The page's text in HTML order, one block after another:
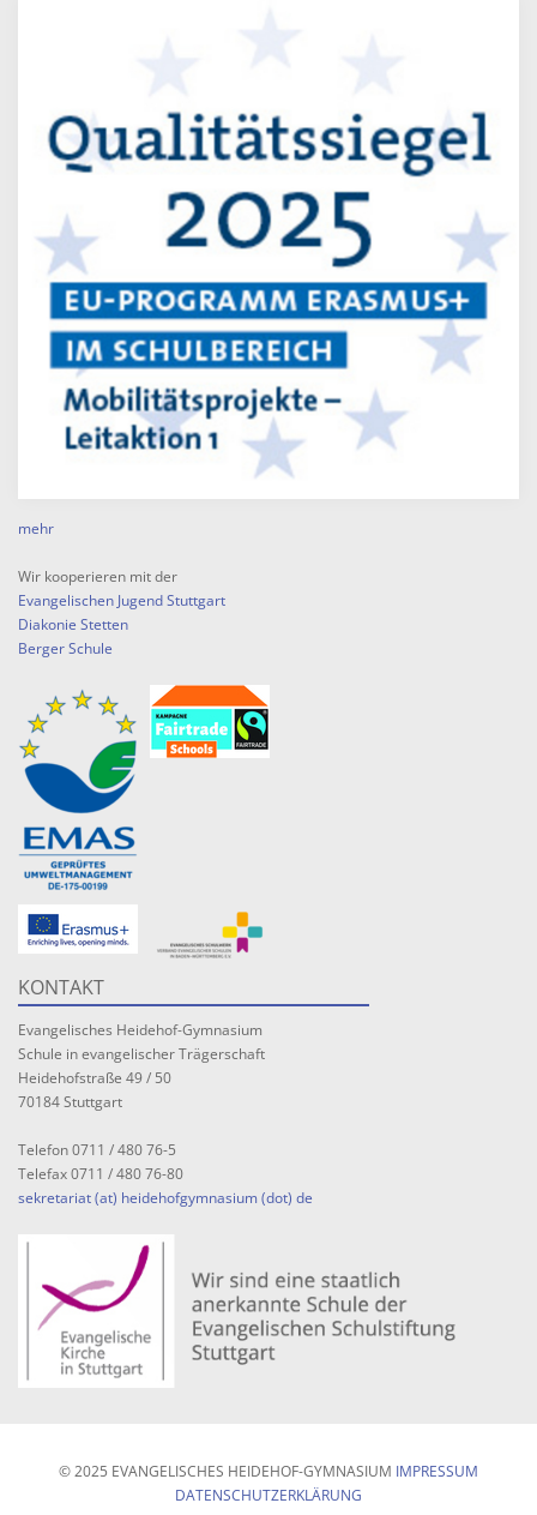
mehr
Wir kooperieren mit der
Evangelischen Jugend Stuttgart
Diakonie Stetten
Berger Schule
KONTAKT
Evangelisches Heidehof-Gymnasium
Schule in evangelischer Trägerschaft
Heidehofstraße 49 / 50
70184 Stuttgart
Telefon 0711 / 480 76-5
Telefax 0711 / 480 76-80
sekretariat (at) heidehofgymnasium (dot) de
© 2025 EVANGELISCHES HEIDEHOF-GYMNASIUM IMPRESSUM
DATENSCHUTZERKLÄRUNG